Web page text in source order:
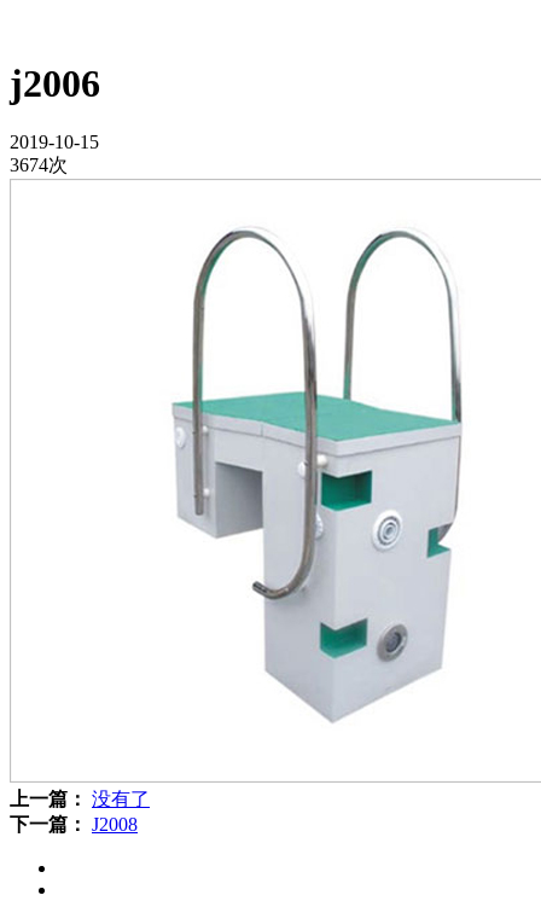
j2006
2019-10-15
3674次
上一篇： 没有了
下一篇： J2008